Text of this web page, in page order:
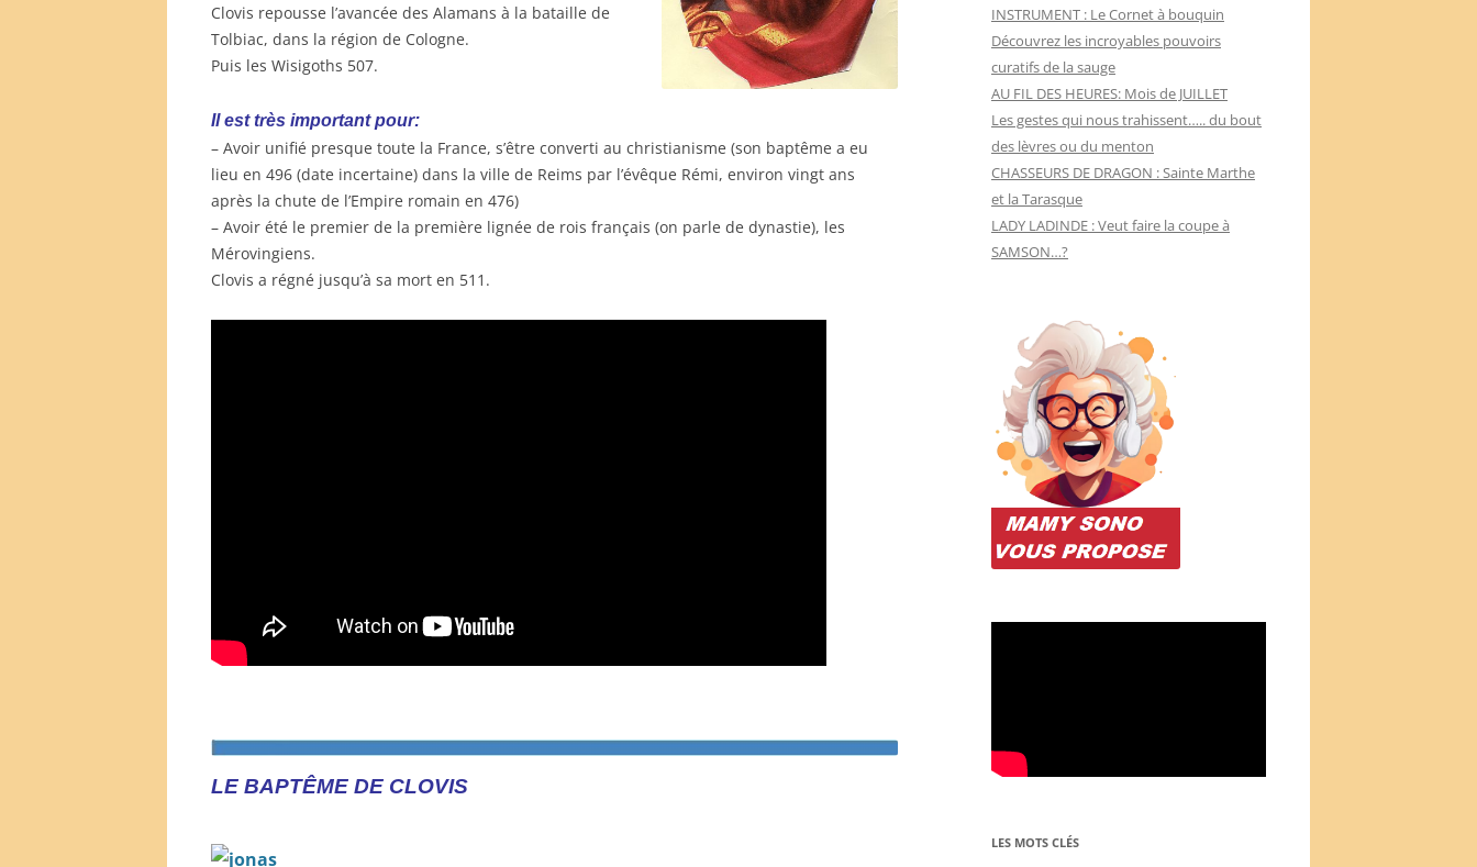
Clovis repousse l’avancée des Alamans à la bataille de
Tolbiac, dans la région de Cologne.
Puis les Wisigoths 507.
Il est très important pour:
– Avoir unifié presque toute la France, s’être converti au christianisme (son baptême a eu
lieu en 496 (date incertaine) dans la ville de Reims par l’évêque Rémi, environ vingt ans
après la chute de l’Empire romain en 476)
– Avoir été le premier de la première lignée de rois français (on parle de dynastie), les
Mérovingiens.
Clovis a régné jusqu’à sa mort en 511.
LE BAPTÊME DE CLOVIS
INSTRUMENT : Le Cornet à bouquin
Découvrez les incroyables pouvoirs
curatifs de la sauge
AU FIL DES HEURES: Mois de JUILLET
Les gestes qui nous trahissent….. du bout
des lèvres ou du menton
CHASSEURS DE DRAGON : Sainte Marthe
et la Tarasque
LADY LADINDE : Veut faire la coupe à
SAMSON…?
LES MOTS CLÉS